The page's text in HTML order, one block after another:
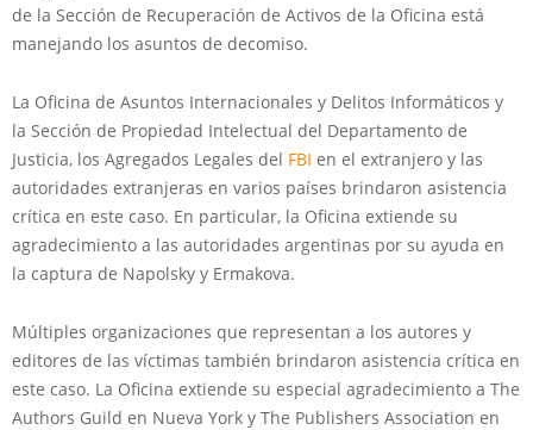
de la Sección de Recuperación de Activos de la Oficina está
manejando los asuntos de decomiso.
La Oficina de Asuntos Internacionales y Delitos Informáticos y
la Sección de Propiedad Intelectual del Departamento de
Justicia, los Agregados Legales del FBI en el extranjero y las
autoridades extranjeras en varios países brindaron asistencia
crítica en este caso. En particular, la Oficina extiende su
agradecimiento a las autoridades argentinas por su ayuda en
la captura de Napolsky y Ermakova.
Múltiples organizaciones que representan a los autores y
editores de las víctimas también brindaron asistencia crítica en
este caso. La Oficina extiende su especial agradecimiento a The
Authors Guild en Nueva York y The Publishers Association en